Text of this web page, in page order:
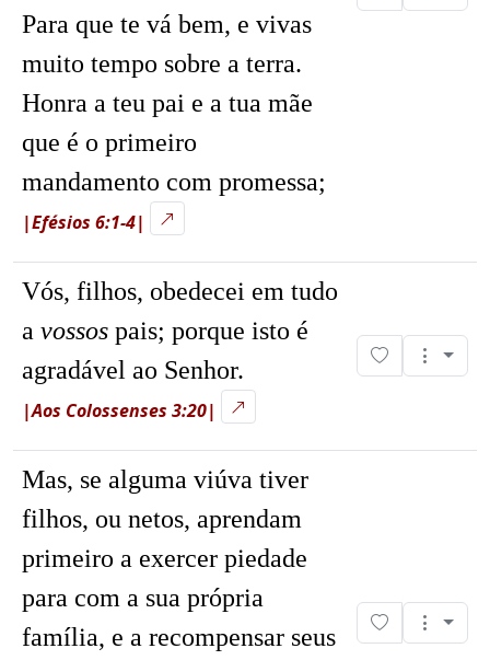
Para que te vá bem, e vivas
muito tempo sobre a terra.
Honra a teu pai e a tua mãe
que é o primeiro
mandamento com promessa;
|Efésios 6:1-4|
Vós, filhos, obedecei em tudo
a vossos pais; porque isto é
agradável ao Senhor.
|Aos Colossenses 3:20|
Mas, se alguma viúva tiver
filhos, ou netos, aprendam
primeiro a exercer piedade
para com a sua própria
família, e a recompensar seus